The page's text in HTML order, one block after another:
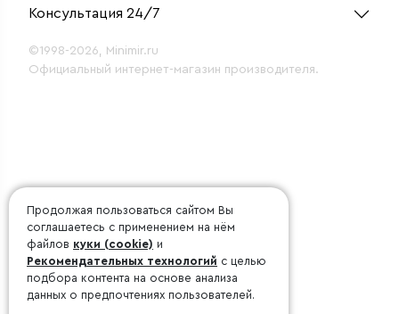
Консультация 24/7
©1998-2026, Minimir.ru
Официальный интернет-магазин производителя.
Продолжая пользоваться сайтом Вы
соглашаетесь с применением на нём
файлов куки (cookie) и
Рекомендательных технологий с целью
подбора контента на основе анализа
данных о предпочтениях пользователей.